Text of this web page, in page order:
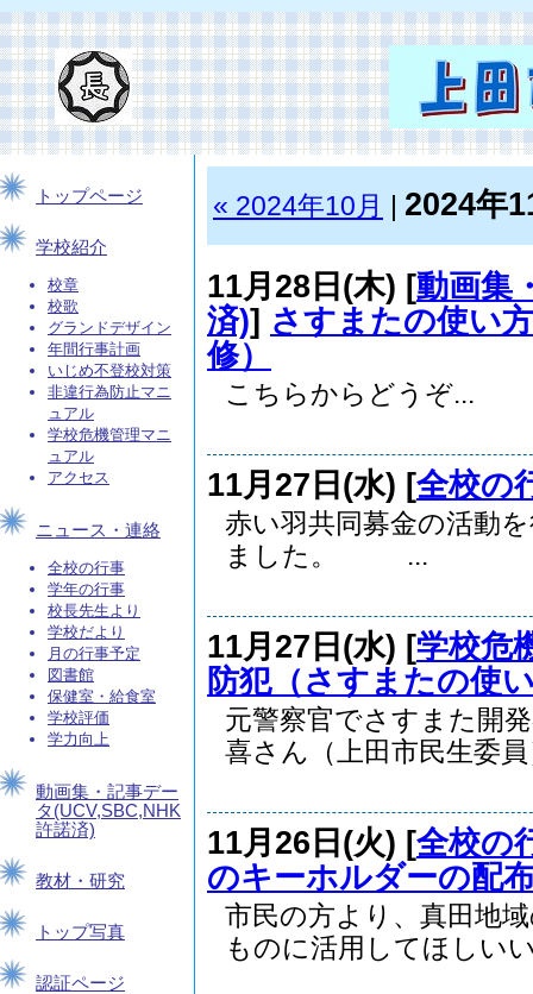
トップページ
学校紹介
校章
校歌
グランドデザイン
年間行事計画
いじめ不登校対策
非違行為防止マニ
ュアル
学校危機管理マニ
ュアル
アクセス
ニュース・連絡
全校の行事
学年の行事
校長先生より
学校だより
月の行事予定
図書館
保健室・給食室
学校評価
学力向上
動画集・記事デー
タ(UCV,SBC,NHK
許諾済)
教材・研究
トップ写真
認証ページ
« 2024年10月 2024年
11月28日(木) [動画集
済)] さすまたの使い
修）
こちらからどうぞ...
11月27日(水) [全校の
赤い羽共同募金の活動
ました。 ...
11月27日(水) [学校危
防犯（さすまたの使
元警察官でさすまた開
喜さん（上田市民生委員
11月26日(火) [全校の
のキーホルダーの配
市民の方より、真田地
ものに活用してほしい